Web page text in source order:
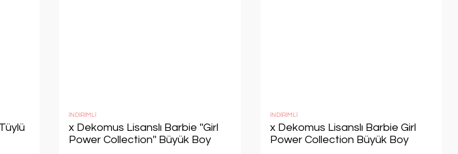
İNDİRİMLİ
x Dekomus Lisanslı Barbie ''Girl
Power Collection'' Büyük Boy
İNDİRİMLİ
x Dekomus Lisanslı Barbie Girl
Power Collection Büyük Boy